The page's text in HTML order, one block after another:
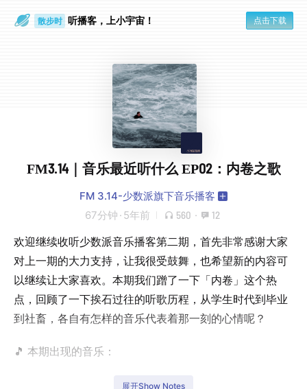
散步时 听播客，上小宇宙！ 点击下载
FM3.14｜音乐最近听什么 EP02：内卷之歌
FM 3.14-少数派旗下音乐播客
67分钟 · 5年前 560 · 12
欢迎继续收听少数派音乐播客第二期，首先非常感谢大家
对上一期的大力支持，让我很受鼓舞，也希望新的内容可
以继续让大家喜欢。本期我们蹭了一下「内卷」这个热
点，回顾了一下挨石过往的听歌历程，从学生时代到毕业
到社畜，各自有怎样的音乐代表着那一刻的心情呢？
🎵 本期出现的音乐：
ねぇ - dotstokyo展开Show Notes